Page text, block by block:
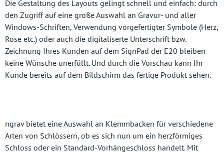
Die Gestaltung des Layouts gelingt schnell und einfach: durch
den Zugriff auf eine große Auswahl an Gravur- und aller
Windows-Schriften, Verwendung vorgefertigter Symbole (Herz,
Rose etc.) oder auch die digitaliserte Unterschrift bzw.
Zeichnung Ihres Kunden auf dem SignPad der E20 bleiben
keine Wünsche unerfüllt. Und durch die Vorschau kann Ihr
Kunde bereits auf dem Bildschirm das fertige Produkt sehen.
ngrav bietet eine Auswahl an Klemmbacken für verschiedene
Arten von Schlössern, ob es sich nun um ein herzförmiges
Schloss oder ein Standard-Vorhängeschloss handelt. Mit